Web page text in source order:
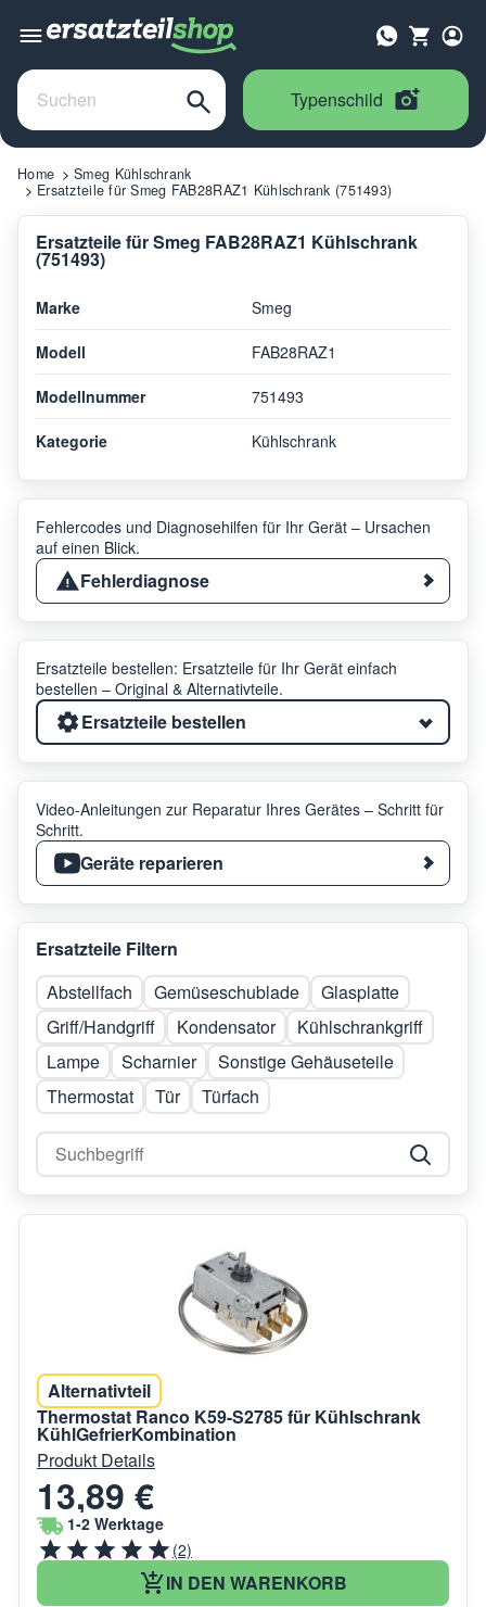
Typenschild
Home
Smeg Kühlschrank
Ersatzteile für Smeg FAB28RAZ1 Kühlschrank (751493)
Ersatzteile für Smeg FAB28RAZ1 Kühlschrank
(751493)
Marke Smeg
Modell FAB28RAZ1
Modellnummer 751493
Kategorie Kühlschrank
Fehlercodes und Diagnosehilfen für Ihr Gerät – Ursachen
auf einen Blick.
Fehlerdiagnose
Ersatzteile bestellen: Ersatzteile für Ihr Gerät einfach
bestellen – Original & Alternativteile.
Ersatzteile bestellen
Video-Anleitungen zur Reparatur Ihres Gerätes – Schritt für
Schritt.
Geräte reparieren
Ersatzteile Filtern
Abstellfach
Gemüseschublade
Glasplatte
Griff/Handgriff
Kondensator
Kühlschrankgriff
Lampe
Scharnier
Sonstige Gehäuseteile
Thermostat
Tür Türfach
Alternativteil
Thermostat Ranco K59-S2785 für Kühlschrank
KühlGefrierKombination
Produkt Details
13,89 €
1-2 Werktage
(2)
IN DEN WARENKORB